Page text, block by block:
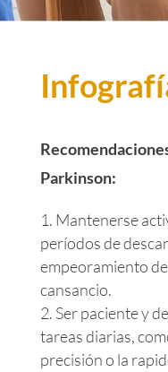
Parkinson:
Mantenerse
períodos de
empeoramiento
cansancio.
Ser paciente y
tareas diarias,
precisión o la